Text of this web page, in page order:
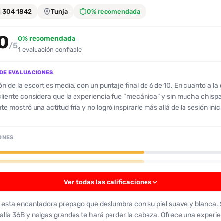
304 1842 Tunja 0% recomendada
/5
0% recomendada
1 evaluación confiable
EVALUACIONES
de la escort es media, con un puntaje final de 6 de 10. En cuanto a la
considera que la experiencia fue “mecánica” y sin mucha
mostró una actitud fría y no logró inspirarle más allá de la sesión
es algo más rellenita y no tan firme como se muestra, pero su
aceptable. El aseo fue bueno y sin olores, y no se realizaron besos.
anal “normalito”, sin grandes sobresaltos. No hay indicaciones de
allá de que la escort no coincide con las fotos, lo que genera
la experiencia fue tolerable pero sin nada que la haga destacar; para
más natural y con mejor química, es recomendable buscar otra
Ver todas las calificaciones
encantadora prepago que deslumbra con su piel suave y blanca.
36B y nalgas grandes te hará perder la cabeza. Ofrece una